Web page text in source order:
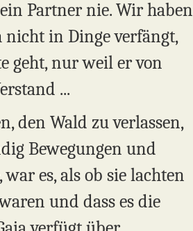
Partner nie. Wir haben
nicht in Dinge verfängt,
geht, nur weil er von
...
den Wald zu verlassen,
Bewegungen und
es, als ob sie lachten
und dass es die